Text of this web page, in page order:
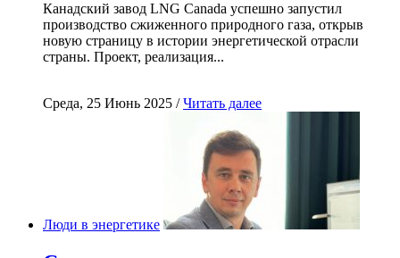
Канадский завод LNG Canada успешно запустил
производство сжиженного природного газа, открыв
новую страницу в истории энергетической отрасли
страны. Проект, реализация...
Среда, 25 Июнь 2025 /Читать далее
Люди в энергетике